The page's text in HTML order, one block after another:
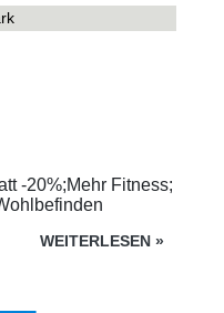
-20%;Mehr Fitness;
WEITERLESEN »